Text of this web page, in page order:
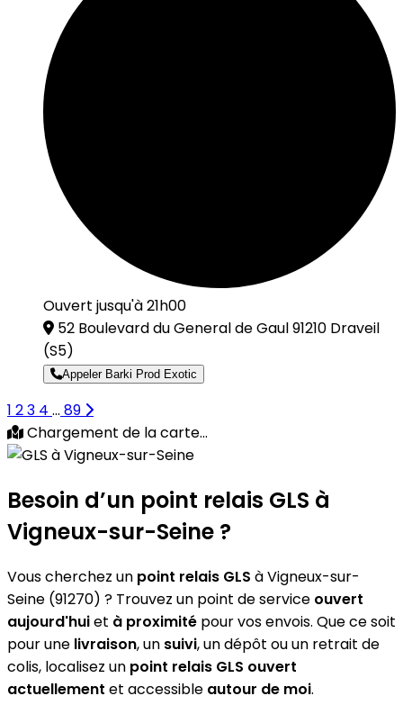
Ouvert jusqu'à 21h00
52 Boulevard du General de Gaul 91210 Draveil
(S5)
Appeler Barki Prod Exotic
1 23 4 ... 89
Chargement de la carte...
Besoin d’un point relais GLS à
Vigneux-sur-Seine ?
Vous cherchez un point relais GLS à Vigneux-sur-
Seine (91270) ? Trouvez un point de service ouvert
aujourd'huiet à proximité pour vos envois. Que ce soit
pour une livraison, un suivi, un dépôt ou un retrait de
colis, localisez un point relais GLS ouvert
actuellement et accessible autour de moi.